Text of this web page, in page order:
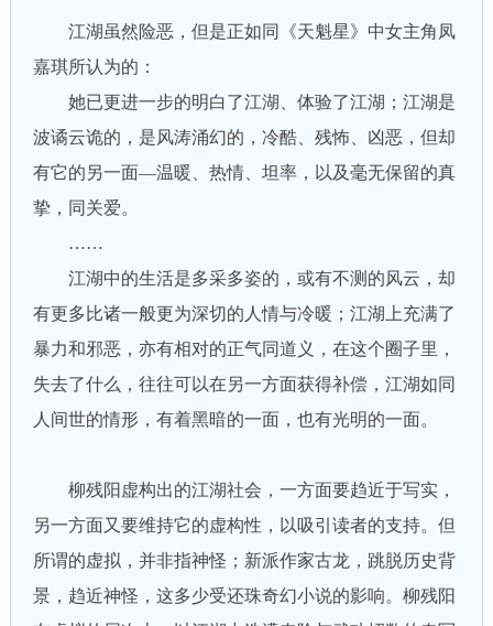
江湖虽然险恶，但是正如同《天魁星》中女主角凤
嘉琪所认为的：
她已更进一步的明白了江湖、体验了江湖；江湖是
波谲云诡的，是风涛涌幻的，冷酷、残怖、凶恶，但却
有它的另一面—温暖、热情、坦率，以及毫无保留的真
挚，同关爱。
……
江湖中的生活是多采多姿的，或有不测的风云，却
有更多比诸一般更为深切的人情与冷暖；江湖上充满了
暴力和邪恶，亦有相对的正气同道义，在这个圈子里，
失去了什么，往往可以在另一方面获得补偿，江湖如同
人间世的情形，有着黑暗的一面，也有光明的一面。
柳残阳虚构出的江湖社会，一方面要趋近于写实，
另一方面又要维持它的虚构性，以吸引读者的支持。但
所谓的虚拟，并非指神怪；新派作家古龙，跳脱历史背
景，趋近神怪，这多少受还珠奇幻小说的影响。柳残阳